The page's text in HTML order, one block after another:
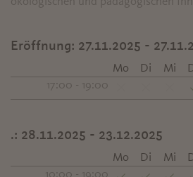
Eröffnung: 27.11.2025 -
Mo Di Mi
17:00 - 19:00
.: 28.11.2025 - 23.12.2025
Mo Di Mi